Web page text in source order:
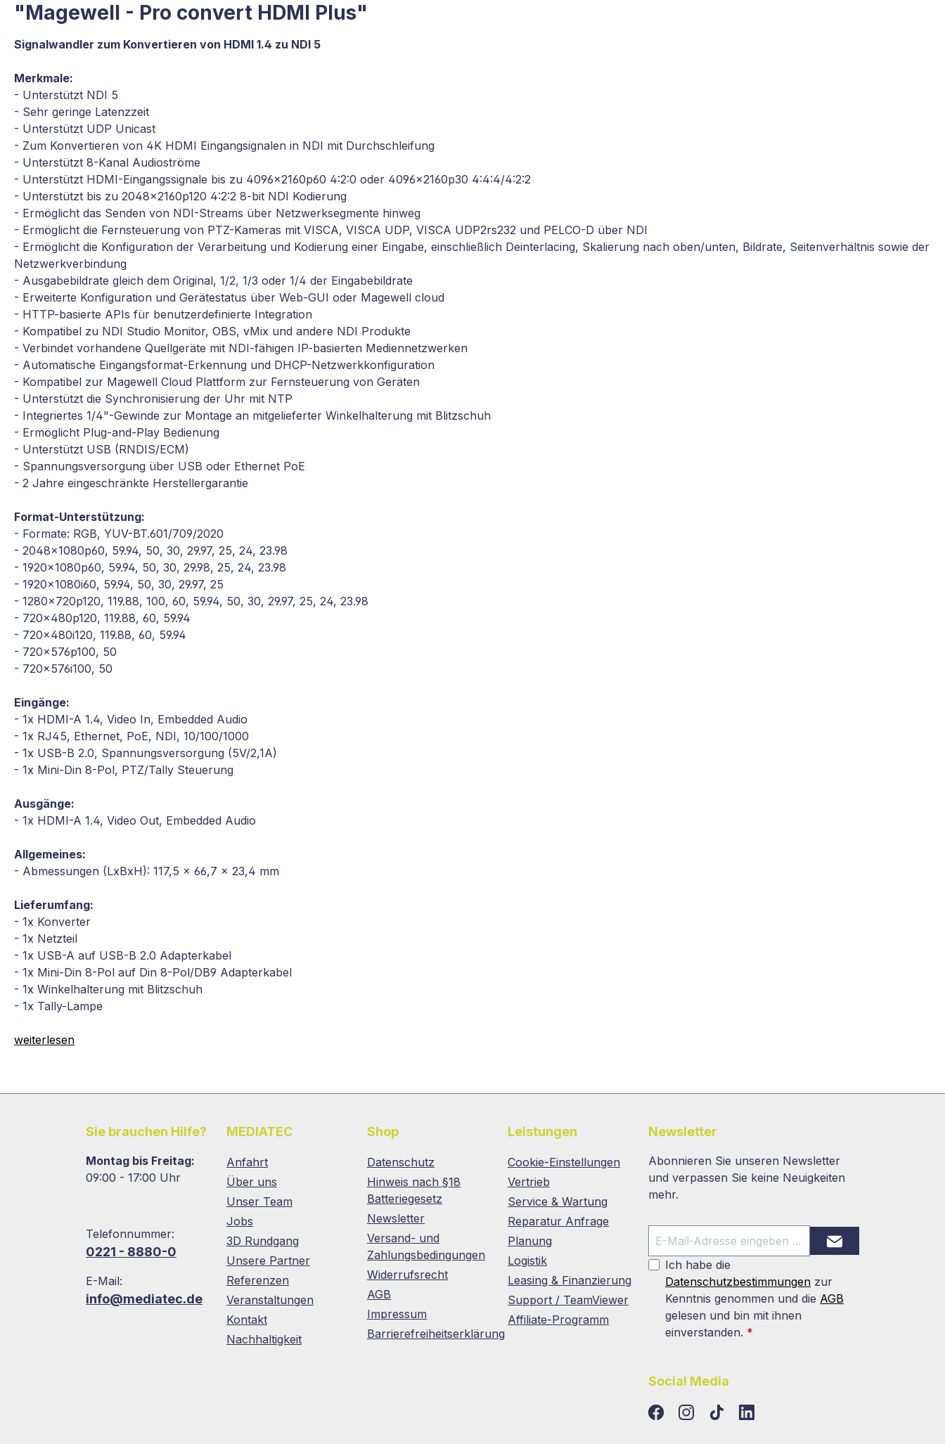
"Magewell - Pro convert HDMI Plus"
Signalwandler zum Konvertieren von HDMI 1.4 zu NDI 5
Merkmale:
- Unterstützt NDI 5
- Sehr geringe Latenzzeit
- Unterstützt UDP Unicast
- Zum Konvertieren von 4K HDMI Eingangsignalen in NDI mit Durchschleifung
- Unterstützt 8-Kanal Audioströme
- Unterstützt HDMI-Eingangssignale bis zu 4096x2160p60 4:2:0 oder 4096x2160p30 4:4:4/4:2:2
- Unterstützt bis zu 2048x2160p120 4:2:2 8-bit NDI Kodierung
- Ermöglicht das Senden von NDI-Streams über Netzwerksegmente hinweg
- Ermöglicht die Fernsteuerung von PTZ-Kameras mit VISCA, VISCA UDP, VISCA UDP2rs232 und PELCO-D über NDI
- Ermöglicht die Konfiguration der Verarbeitung und Kodierung einer Eingabe, einschließlich Deinterlacing, Skalierung nach oben/unten, Bildrate, Seitenverhältnis sowie der
Netzwerkverbindung
- Ausgabebildrate gleich dem Original, 1/2, 1/3 oder 1/4 der Eingabebildrate
- Erweiterte Konfiguration und Gerätestatus über Web-GUI oder Magewell cloud
- HTTP-basierte APIs für benutzerdefinierte Integration
- Kompatibel zu NDI Studio Monitor, OBS, vMix und andere NDI Produkte
- Verbindet vorhandene Quellgeräte mit NDI-fähigen IP-basierten Mediennetzwerken
- Automatische Eingangsformat-Erkennung und DHCP-Netzwerkkonfiguration
- Kompatibel zur Magewell Cloud Plattform zur Fernsteuerung von Geräten
- Unterstützt die Synchronisierung der Uhr mit NTP
- Integriertes 1/4"-Gewinde zur Montage an mitgelieferter Winkelhalterung mit Blitzschuh
- Ermöglicht Plug-and-Play Bedienung
- Unterstützt USB (RNDIS/ECM)
- Spannungsversorgung über USB oder Ethernet PoE
- 2 Jahre eingeschränkte Herstellergarantie
Format-Unterstützung:
- Formate: RGB, YUV-BT.601/709/2020
- 2048x1080p60, 59.94, 50, 30, 29.97, 25, 24, 23.98
- 1920x1080p60, 59.94, 50, 30, 29.98, 25, 24, 23.98
- 1920x1080i60, 59.94, 50, 30, 29.97, 25
- 1280x720p120, 119.88, 100, 60, 59.94, 50, 30, 29.97, 25, 24, 23.98
- 720x480p120, 119.88, 60, 59.94
- 720x480i120, 119.88, 60, 59.94
- 720x576p100, 50
- 720x576i100, 50
Eingänge:
- 1x HDMI-A 1.4, Video In, Embedded Audio
- 1x RJ45, Ethernet, PoE, NDI, 10/100/1000
- 1x USB-B 2.0, Spannungsversorgung (5V/2,1A)
- 1x Mini-Din 8-Pol, PTZ/Tally Steuerung
Ausgänge:
- 1x HDMI-A 1.4, Video Out, Embedded Audio
Allgemeines:
- Abmessungen (LxBxH): 117,5 x 66,7 x 23,4 mm
Lieferumfang:
- 1x Konverter
- 1x Netzteil
- 1x USB-A auf USB-B 2.0 Adapterkabel
- 1x Mini-Din 8-Pol auf Din 8-Pol/DB9 Adapterkabel
- 1x Winkelhalterung mit Blitzschuh
- 1x Tally-Lampe
weiterlesen
Sie brauchen Hilfe?
Montag bis Freitag:
09:00 - 17:00 Uhr
Telefonnummer:
0221 - 8880-0
E-Mail:
info@mediatec.de
MEDIATEC
Anfahrt
Über uns
Unser Team
Jobs
3D Rundgang
Unsere Partner
Referenzen
Veranstaltungen
Kontakt
Nachhaltigkeit
Shop
Datenschutz
Hinweis nach §18
Batteriegesetz
Newsletter
Versand- und
Zahlungsbedingungen
Widerrufsrecht
AGB
Impressum
Barrierefreiheitserklärung
Leistungen
Cookie-Einstellungen
Vertrieb
Service & Wartung
Reparatur Anfrage
Planung
Logistik
Leasing & Finanzierung
Support / TeamViewer
Affiliate-Programm
Newsletter
Abonnieren Sie unseren Newsletter
und verpassen Sie keine Neuigkeiten
mehr.
Ich habe die
Datenschutzbestimmungen zur
Kenntnis genommen und die AGB
gelesen und bin mit ihnen
einverstanden. *
Social Media
TikTokLinkedIn